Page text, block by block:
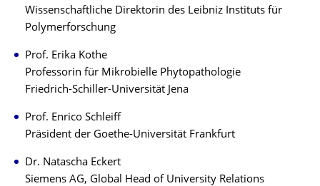
Wissenschaftliche Direktorin des Leibniz Instituts für
Polymerforschung
Prof. Erika Kothe
Professorin für Mikrobielle Phytopathologie
Friedrich-Schiller-Universität Jena
Prof. Enrico Schleiff
Präsident der Goethe-Universität Frankfurt
Dr. Natascha Eckert
Siemens AG, Global Head of University Relations